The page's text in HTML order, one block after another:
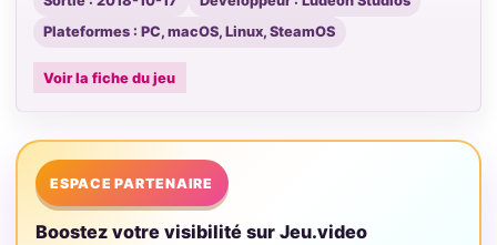
Plateformes : PC, macOS, Linux, SteamOS
Voir la fiche du jeu
ESPACE PARTENAIRE
Boostez votre visibilité sur Jeu.video